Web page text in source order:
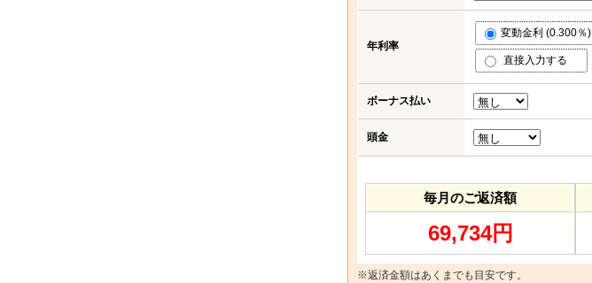
年利率
変動金利 (0.300％)
直接入力する
ボーナス払い
頭金
毎月のご返済額
69,734円
※返済金額はあくまでも目安です。